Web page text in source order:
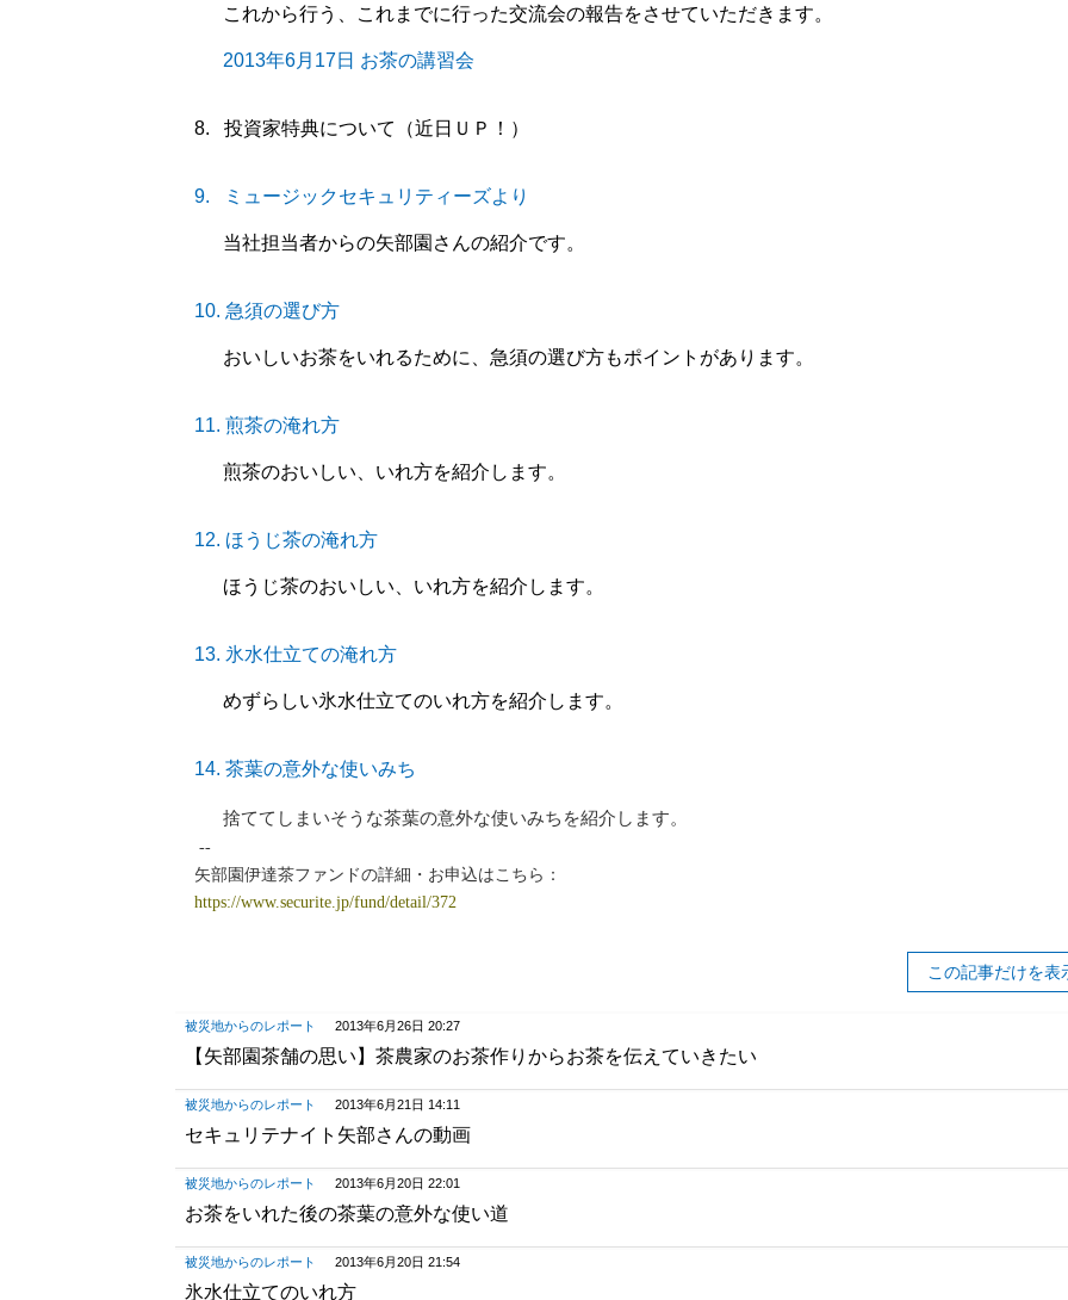
これから行う、これまでに行った交流会の報告をさせていただきます。
2013年6月17日 お茶の講習会
8. 投資家特典について（近日ＵＰ！）
9. ミュージックセキュリティーズより
当社担当者からの矢部園さんの紹介です。
10. 急須の選び方
おいしいお茶をいれるために、急須の選び方もポイントがあります。
11. 煎茶の淹れ方
煎茶のおいしい、いれ方を紹介します。
12. ほうじ茶の淹れ方
ほうじ茶のおいしい、いれ方を紹介します。
13. 氷水仕立ての淹れ方
めずらしい氷水仕立てのいれ方を紹介します。
14. 茶葉の意外な使いみち
捨ててしまいそうな茶葉の意外な使いみちを紹介します。
--
矢部園伊達茶ファンドの詳細・お申込はこちら：
https://www.securite.jp/fund/detail/372
この記事だけを表
被災地からのレポート 2013年6月26日 20:27
【矢部園茶舗の思い】茶農家のお茶作りからお茶を伝えていきたい
被災地からのレポート 2013年6月21日 14:11
セキュリテナイト矢部さんの動画
被災地からのレポート 2013年6月20日 22:01
お茶をいれた後の茶葉の意外な使い道
被災地からのレポート 2013年6月20日 21:54
氷水仕立てのいれ方